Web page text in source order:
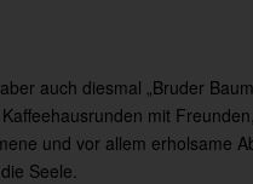
auch diesmal „Bruder
mit
und vor allem erholsame
Seele.